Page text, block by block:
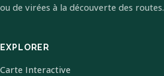
ou de virées à la découverte des routes.
EXPLORER
Carte Interactive